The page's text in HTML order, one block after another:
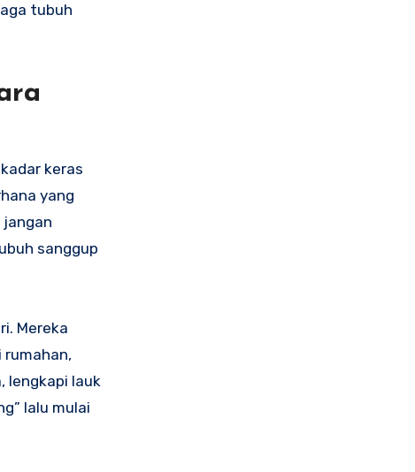
tubuh
keras
yang
sanggup
Mereka
lengkapi lauk
lalu mulai